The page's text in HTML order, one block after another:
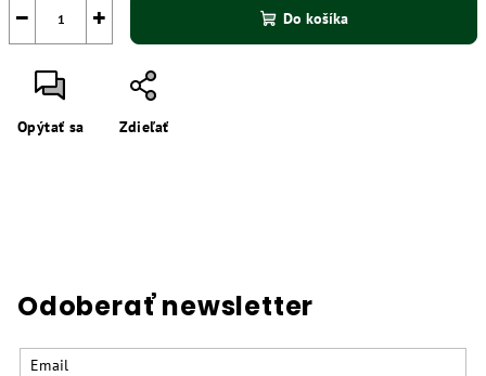
+
− Do košíka
Opýtať sa Zdieľať
Odoberať newsletter
Email